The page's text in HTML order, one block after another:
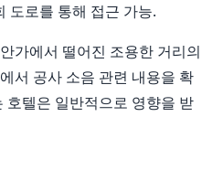
도로를 통해 접근 가능.
가에서 떨어진 조용한 거리의
서 공사 소음 관련 내용을 확
호텔은 일반적으로 영향을 받